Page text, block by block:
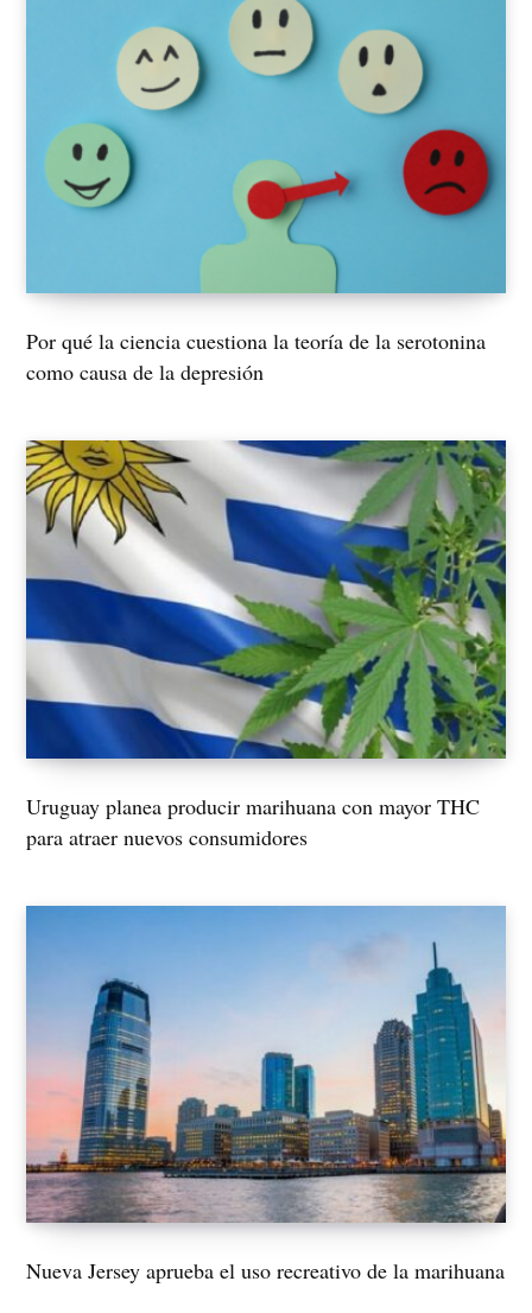
Por qué la ciencia cuestiona la teoría de la serotonina
como causa de la depresión
Uruguay planea producir marihuana con mayor THC
para atraer nuevos consumidores
Nueva Jersey aprueba el uso recreativo de la marihuana